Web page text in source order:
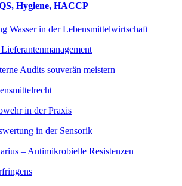
Hygiene, HACCP
Wasser in der Lebensmittelwirtschaft
Audits souverän meistern
in der Praxis
in der Sensorik
– Antimikrobielle Resistenzen